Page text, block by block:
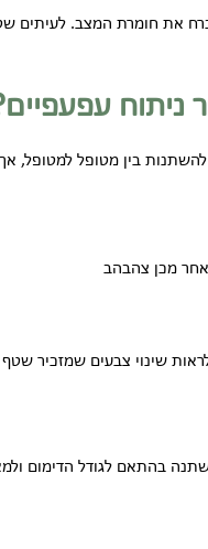
חומרת המצב. לעיתים שטף
ניתוח
בין מטופל למטופל, אך
מכן צהבהב
שינוי צבעים שמזכיר
בהתאם לגודל הדימום